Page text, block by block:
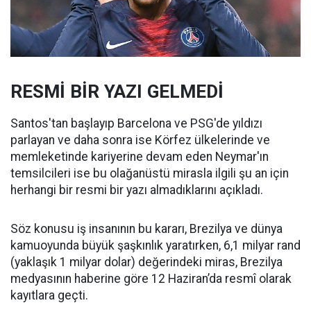
RESMİ BİR YAZI GELMEDİ
Santos'tan başlayıp Barcelona ve PSG'de yıldızı
parlayan ve daha sonra ise Körfez ülkelerinde ve
memleketinde kariyerine devam eden Neymar'ın
temsilcileri ise bu olağanüstü mirasla ilgili şu an için
herhangi bir resmi bir yazı almadıklarını açıkladı.
Söz konusu iş insanının bu kararı, Brezilya ve dünya
kamuoyunda büyük şaşkınlık yaratırken, 6,1 milyar rand
(yaklaşık 1 milyar dolar) değerindeki miras, Brezilya
medyasının haberine göre 12 Haziran’da resmî olarak
kayıtlara geçti.